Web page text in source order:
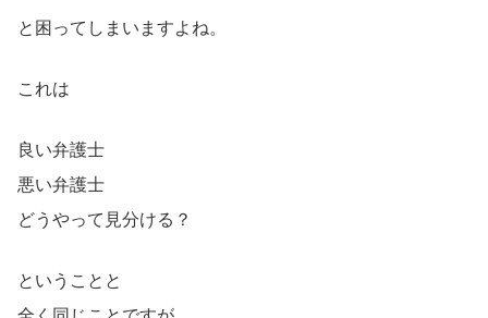
と困ってしまいますよね。
これは
良い弁護士
悪い弁護士
どうやって見分ける？
ということと